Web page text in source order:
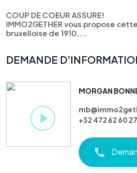
COUP DE COEUR ASSURE!
IMMO2GETHER vous propose
bruxelloise de 1910,...
DEMANDE
MORGAN
+32 472 62 60 27